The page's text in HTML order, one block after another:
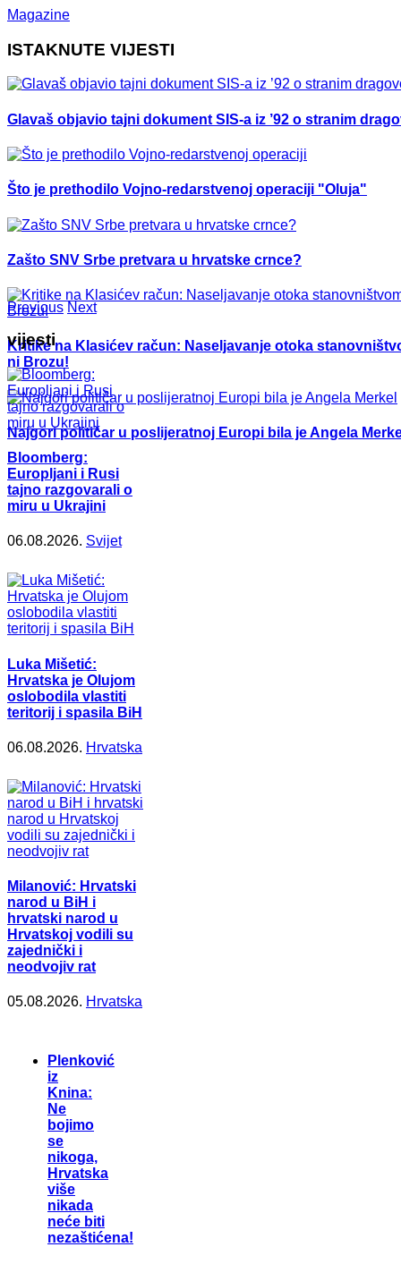
Magazine
ISTAKNUTE VIJESTI
Glavaš objavio tajni dokument SIS-a iz ’92 o stranim
Što je prethodilo Vojno-redarstvenoj operaciji "Oluja"
Zašto SNV Srbe pretvara u hrvatske crnce?
Kritike na Klasićev račun: Naseljavanje otoka
ni Brozu!
Najgori političar u poslijeratnoj Europi bila je Angela
Previous Next
vijesti
Bloomberg:
Europljani i Rusi
tajno razgovarali o
miru u Ukrajini
06.08.2026. Svijet
Luka Mišetić:
Hrvatska je Olujom
oslobodila vlastiti
teritorij i spasila BiH
06.08.2026. Hrvatska
Milanović: Hrvatski
narod u BiH i
hrvatski narod u
Hrvatskoj vodili su
zajednički i
neodvojiv rat
05.08.2026. Hrvatska
Plenković
iz
Knina:
Ne
bojimo
se
nikoga,
Hrvatska
više
nikada
neće biti
nezaštićena!